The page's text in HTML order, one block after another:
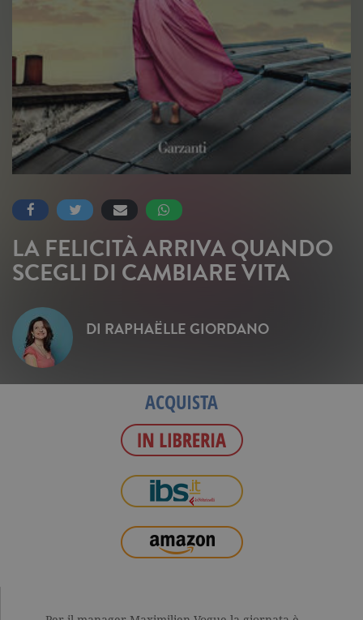
LA FELICITÀ ARRIVA QUANDO
SCEGLI DI CAMBIARE VITA
DI RAPHAËLLE GIORDANO
ACQUISTA